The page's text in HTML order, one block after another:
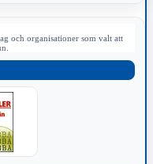
och organisationer som valt att